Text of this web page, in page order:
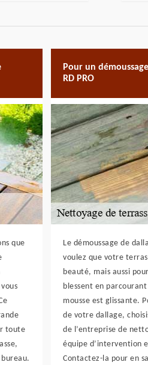
que
toute
Pour un
RD PRO
Le démoussage de
voulez que votre
beauté, mais aussi
blessent en
mousse est glissante.
de votre dallage,
de l’entreprise de
équipe d’intervention
Contactez-la pour en